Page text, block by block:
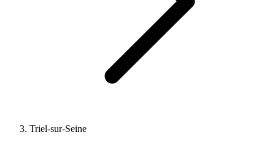
Triel-sur-Seine